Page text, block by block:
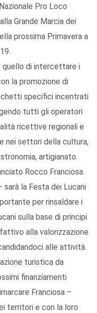
Pro Loco
Grande Marcia dei
prossima Primavera a
quello di intercettare i
la promozione di
specifici incentrati
tutti gli operatori
ricettive regionali e
nei settori della cultura,
artigianato.
Rocco Franciosa
sarà la Festa dei Lucani
per rinsaldare i
sulla base di principi
alla valorizzazione
alle attività
turistica da
finanziamenti
Franciosa –
territori e con la loro